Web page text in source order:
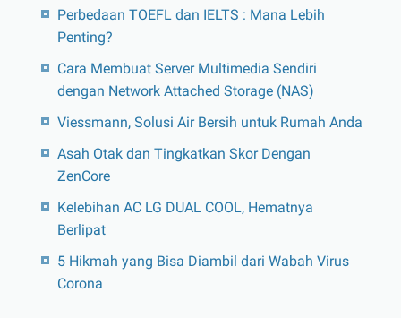
Perbedaan TOEFL dan IELTS : Mana Lebih
Penting?
Cara Membuat Server Multimedia Sendiri
dengan Network Attached Storage (NAS)
Viessmann, Solusi Air Bersih untuk Rumah Anda
Asah Otak dan Tingkatkan Skor Dengan
ZenCore
Kelebihan AC LG DUAL COOL, Hematnya
Berlipat
5 Hikmah yang Bisa Diambil dari Wabah Virus
Corona